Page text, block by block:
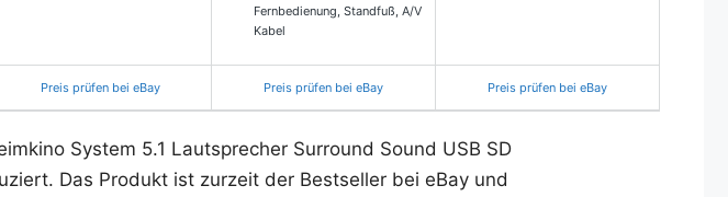
Fernbedienung, Standfuß, A/V
Kabel
Preis prüfen bei eBay Preis prüfen bei eBay Preis prüfen bei eBay
System 5.1 Lautsprecher Surround Sound USB SD
Das Produkt ist zurzeit der Bestseller bei eBay und